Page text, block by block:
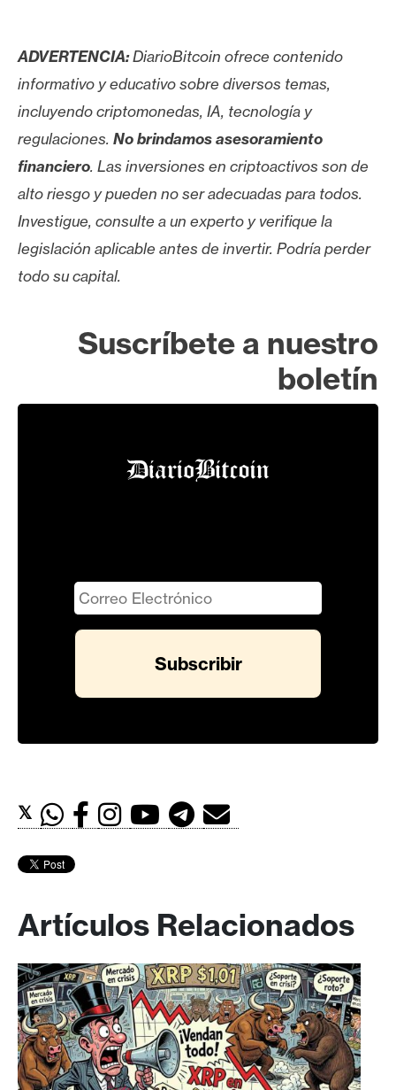
ADVERTENCIA:DiarioBitcoin ofrece contenido
informativo y educativo sobre diversos temas,
incluyendo criptomonedas, IA, tecnología y
regulaciones. No brindamos asesoramiento
financiero. Las inversiones en criptoactivos son de
alto riesgo y pueden no ser adecuadas para todos.
Investigue, consulte a un experto y verifique la
legislación aplicable antes de invertir. Podría perder
todo su capital.
Suscríbete a nuestro
boletín
𝕏
Artículos Relacionados